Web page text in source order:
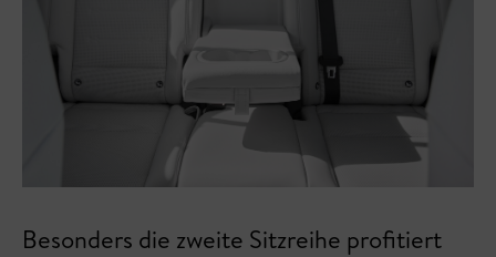
Besonders die zweite Sitzreihe profitiert